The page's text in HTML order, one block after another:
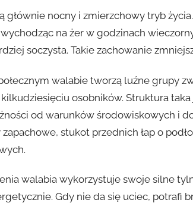
głównie nocny i zmierzchowy tryb
na żer w godzinach
soczysta. Takie zachowanie
walabie tworzą luźne grupy
osobników. Struktura
od warunków środowiskowych i
stukot przednich łap o
walabia wykorzystuje swoje silne
Gdy nie da się uciec, potrafi